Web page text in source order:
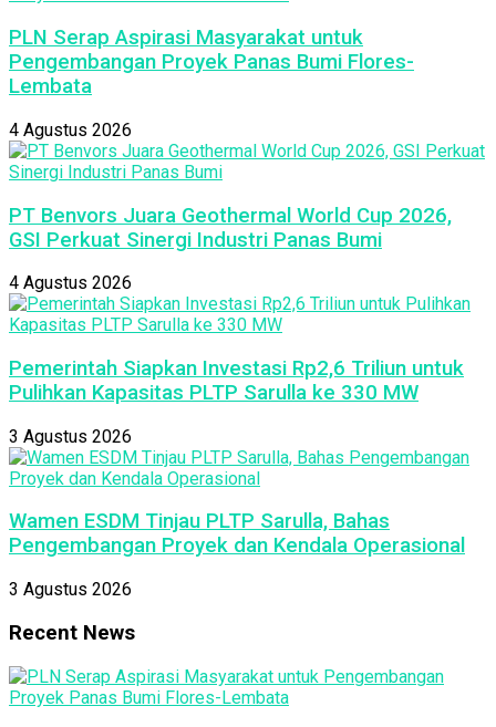
PLN Serap Aspirasi Masyarakat untuk
Pengembangan Proyek Panas Bumi Flores-
Lembata
4 Agustus 2026
PT Benvors Juara Geothermal World Cup 2026,
GSI Perkuat Sinergi Industri Panas Bumi
4 Agustus 2026
Pemerintah Siapkan Investasi Rp2,6 Triliun untuk
Pulihkan Kapasitas PLTP Sarulla ke 330 MW
3 Agustus 2026
Wamen ESDM Tinjau PLTP Sarulla, Bahas
Pengembangan Proyek dan Kendala Operasional
3 Agustus 2026
Recent News